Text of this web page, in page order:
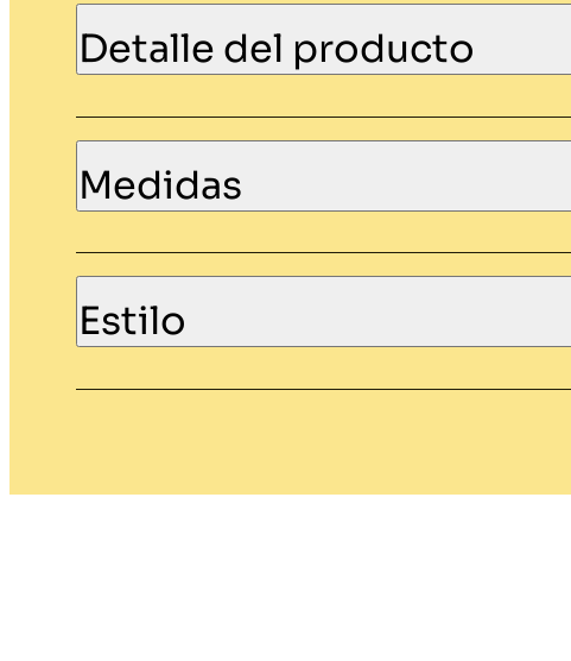
Detalle del producto
Medidas
Estilo